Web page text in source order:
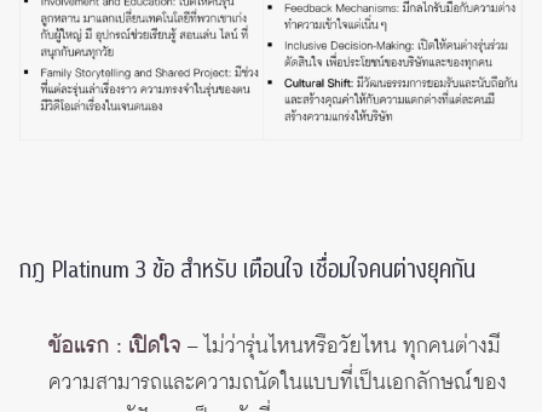
กฎ Platinum 3 ข้อ สำหรับ เตือนใจ เชื่อมใจคนต่างยุคกัน
ข้อแรก : เปิดใจ – ไม่ว่ารุ่นไหนหรือวัยไหน ทุกคนต่างมี
ความสามารถและความถนัดในแบบที่เป็นเอกลักษณ์ของ